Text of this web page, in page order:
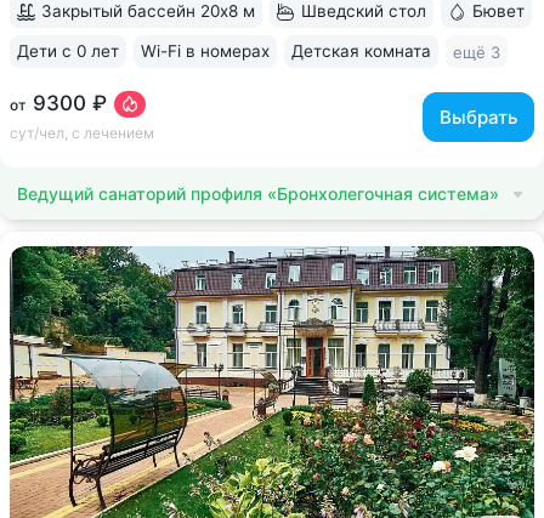
от 9300 ₽
сут/чел, с лечением
Выбрать
Закрытый бассейн 20х8 м Шведский стол Бювет
Дети с 0 лет Wi-Fi в номерах Детская комната ещё 3
Ведущий санаторий профиля «Бронхолегочная система»